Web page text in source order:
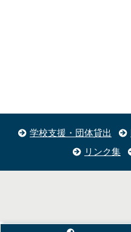
学校支援・団体貸出
リンク集